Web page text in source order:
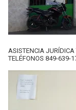
ASISTENCIA JURÍDICA
TELÉFONOS 849-639-